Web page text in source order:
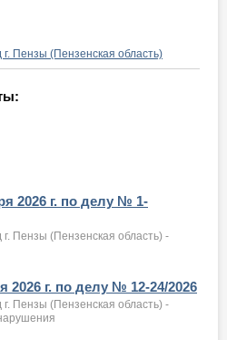
Пензы (Пензенская область)
2026 г. по делу № 1-
Пензы (Пензенская область) -
2026 г. по делу № 12-24/2026
Пензы (Пензенская область) -